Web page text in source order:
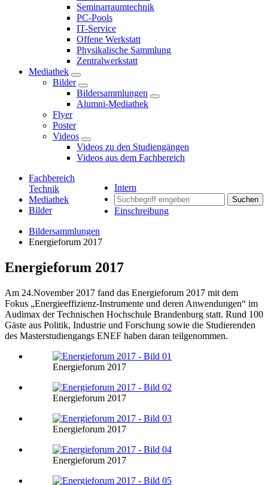
Seminarraumtechnik
PC-Pools
IT-Service
Offene Werkstatt
Physikalische Sammlung
Zentralwerkstatt
Mediathek
Bilder
Bildersammlungen
Alumni-Mediathek
Flyer
Poster
Videos
Videos zu den Studiengängen
Videos aus dem Fachbereich
Intern
Suchen
Einschreibung
Fachbereich
Technik
Mediathek
Bilder
Bildersammlungen
Energieforum 2017
Energieforum 2017
Am 24.November 2017 fand das Energieforum 2017 mit dem
Fokus „Energieeffizienz-Instrumente und deren Anwendungen“ im
Audimax der Technischen Hochschule Brandenburg statt. Rund 100
Gäste aus Politik, Industrie und Forschung sowie die Studierenden
des Masterstudiengangs ENEF haben daran teilgenommen.
Energieforum 2017
Energieforum 2017
Energieforum 2017
Energieforum 2017